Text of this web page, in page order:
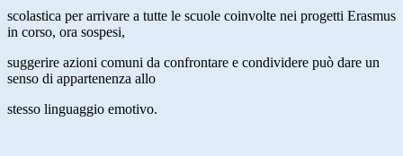
scolastica per arrivare a tutte le scuole coinvolte nei progetti Erasmus
in corso, ora sospesi,
suggerire azioni comuni da confrontare e condividere può dare un
senso di appartenenza allo
stesso linguaggio emotivo.